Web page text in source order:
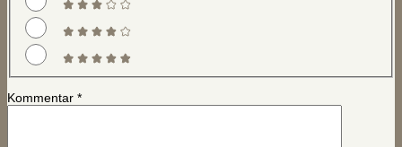
Kommentar *